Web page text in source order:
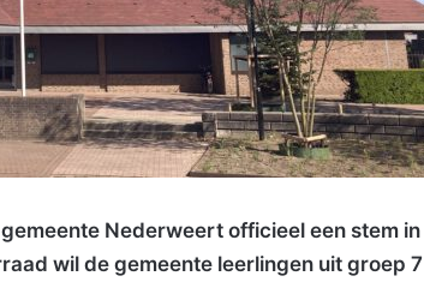
Nederweert officieel een stem in
wil de gemeente leerlingen uit groep 7